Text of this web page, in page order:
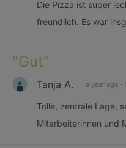
Die Pizza ist super
freundlich. Es war
"Gut"
Tanja A. a year ago ·
Tolle, zentrale Lage,
Mitarbeiterinnen und